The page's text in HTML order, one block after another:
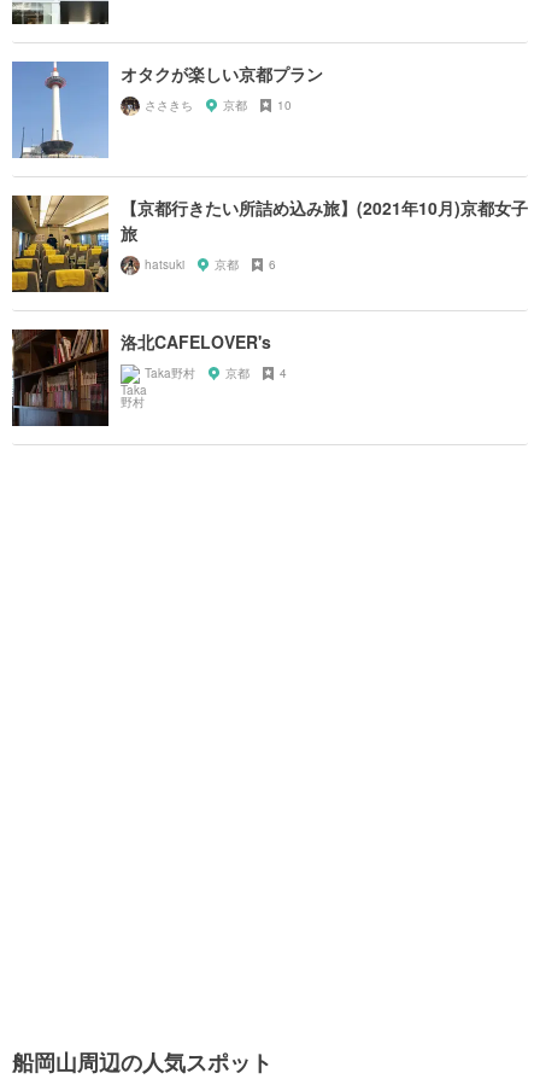
オタクが楽しい京都プラン
ささきち 京都 10
【京都行きたい所詰め込み旅】(2021年10月)京都女子
旅
hatsuki 京都 6
洛北CAFELOVER's
Taka野村 京都 4
船岡山周辺の人気スポット